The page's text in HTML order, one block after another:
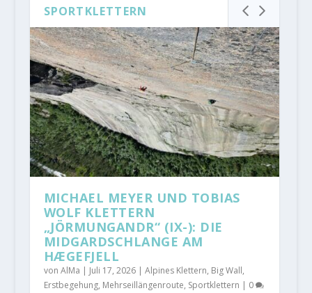
SPORTKLETTERN
MICHAEL MEYER UND TOBIAS
WOLF KLETTERN
„JÖRMUNGANDR“ (IX-): DIE
MIDGARDSCHLANGE AM
HÆGEFJELL
von AlMa | Juli 17, 2026| Alpines Klettern, Big Wall,
Erstbegehung, Mehrseillängenroute, Sportklettern | 0